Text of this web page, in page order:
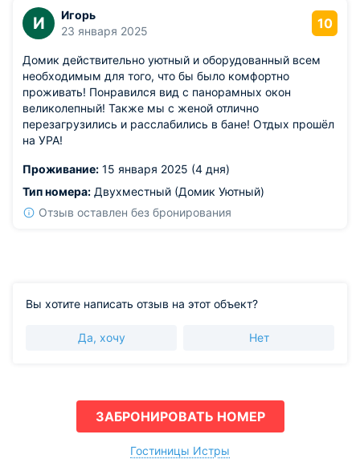
И
Игорь
23 января 2025
10
Домик действительно уютный и оборудованный всем
необходимым для того, что бы было комфортно
проживать! Понравился вид с панорамных окон
великолепный! Также мы с женой отлично
перезагрузились и расслабились в бане! Отдых прошёл
на УРА!
Проживание: 15 января 2025 (4 дня)
Тип номера: Двухместный (Домик Уютный)
Отзыв оставлен без бронирования
Вы хотите написать отзыв на этот объект?
Да, хочу Нет
ЗАБРОНИРОВАТЬ НОМЕР
Гостиницы Истры